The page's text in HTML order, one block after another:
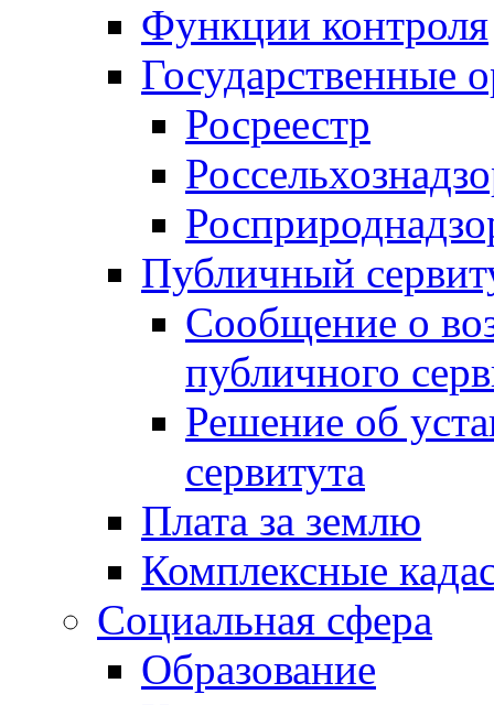
Функции контроля
Государственные
Росреестр
Публичный
Сообщение о
публичного
Решение об
сервитута
Плата за землю
Комплексные
Социальная сфера
Образование